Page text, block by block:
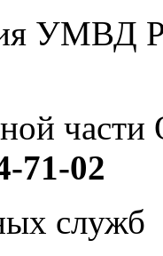
УМВД
71-02
служб